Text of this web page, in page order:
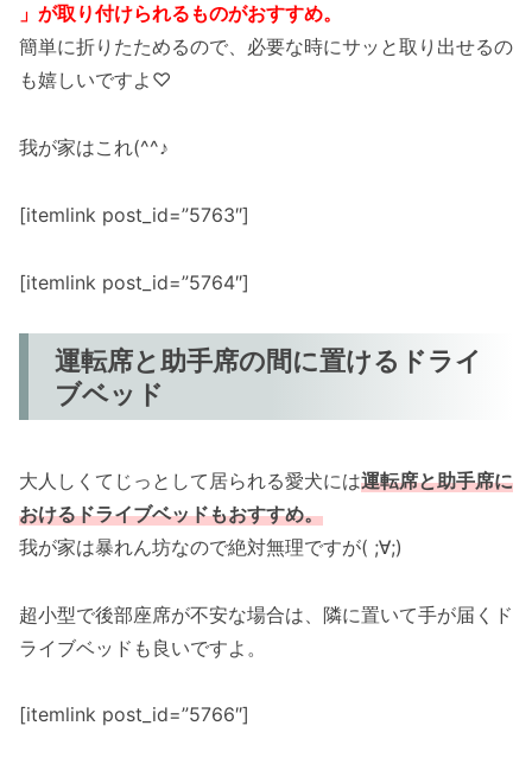
」が取り付けられるものがおすすめ。
簡単に折りたためるので、必要な時にサッと取り出せるの
も嬉しいですよ♡
我が家はこれ(^^♪
[itemlink post_id=”5763″]
[itemlink post_id=”5764″]
運転席と助手席の間に置けるドライ
ブベッド
大人しくてじっとして居られる愛犬には運転席と助手席に
おけるドライブベッドもおすすめ。
我が家は暴れん坊なので絶対無理ですが( ;∀;)
超小型で後部座席が不安な場合は、隣に置いて手が届くド
ライブベッドも良いですよ。
[itemlink post_id=”5766″]